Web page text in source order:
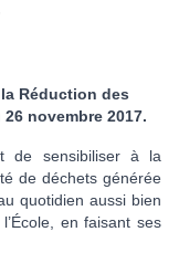
Réduction des
novembre 2017.
de sensibiliser à la
de déchets générée
quotidien aussi bien
en faisant ses